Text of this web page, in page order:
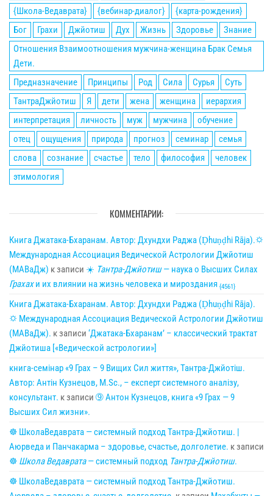
{Школа-Ведаврата}
{вебинар-диалог}
{карта-рождения}
Бог
Грахи Джйотиш Дух Жизнь Здоровье
Знание
Отношения Взаимоотношения мужчина-женщина Брак Семья
Дети.
Предназначение
Принципы Род Сила Сурья
Суть
ТантраДжйотиш
Я дети жена женщина
иерархия
интерпретация
личность муж мужчина
обучение
отец
ощущения природа прогноз семинар
семья
слова
сознание счастье тело философия
человек
этимология
КОММЕНТАРИИ:
Книга Джатака-Бхаранам. Автор: Дхундхи Раджа (Ḍhuṇḍhi Rāja).🌣
Международная Ассоциация Ведической Астрологии Джйотиш
(МАВаДж) к записи ☀ Тантра-Джйотиш— наука о Высших Силах
Грахахи их влиянии на жизнь человека и мироздания {4561}
Книга Джатака-Бхаранам. Автор: Дхундхи Раджа (Ḍhuṇḍhi Rāja).
🌣 Международная Ассоциация Ведической Астрологии Джйотиш
(МАВаДж). к записи ‘Джатака-Бхаранам’ – классический трактат
Джйотиша [«Ведической астрологии»]
книга-семінар «9 Грах – 9 Вищих Сил життя», Тантра-Джйотіш.
Автор: Антін Кузнецов, M.Sc., – експерт системного аналізу,
консультант. к записи ➈ Антон Кузнецов, книга «9 Грах — 9
Высших Сил жизни».
☸ ШколаВедаврата — системный подход Тантра-Джйотиш. |
Аюрведа и Панчакарма – здоровье, счастье, долголетие. к записи
☸ Школа Ведаврата— системный подход Тантра-Джйотиш.
☸ ШколаВедаврата — системный подход Тантра-Джйотиш.